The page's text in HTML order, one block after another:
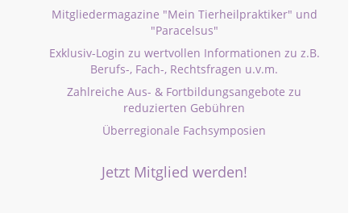
Mitgliedermagazine "Mein Tierheilpraktiker" und
"Paracelsus"
Exklusiv-Login zu wertvollen Informationen zu z.B.
Berufs-, Fach-, Rechtsfragen u.v.m.
Zahlreiche Aus- & Fortbildungsangebote zu
reduzierten Gebühren
Überregionale Fachsymposien
Jetzt Mitglied werden!